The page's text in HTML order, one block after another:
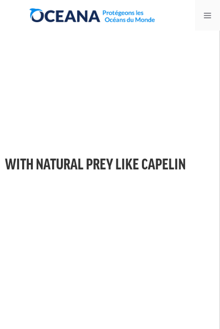
WITH NATURAL PREY LIKE CAPELIN